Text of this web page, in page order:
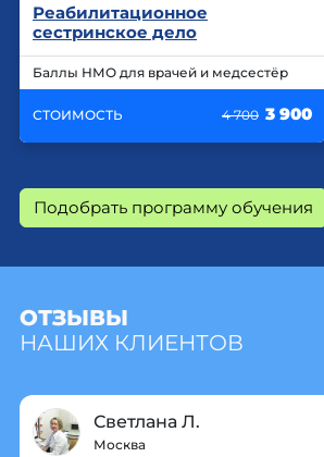
Реабилитационное
сестринское дело
Баллы НМО для врачей и медсестёр
СТОИМОСТЬ 4 700 3 900
Подобрать программу обучения
ОТЗЫВЫ
НАШИХ КЛИЕНТОВ
Светлана Л.
Москва